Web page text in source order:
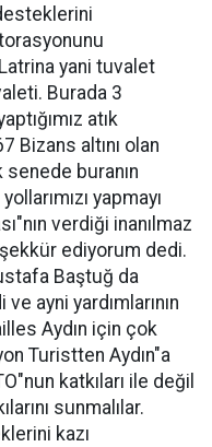
yani tuvalet
Burada 3
atık
Bizans altını olan
buranın
yapmayı
verdiği inanılmaz
ediyorum dedi.
Baştuğ da
ayni yardımlarının
Aydın için çok
Turistten Aydın"a
katkıları ile değil
sunmalılar.
kazı